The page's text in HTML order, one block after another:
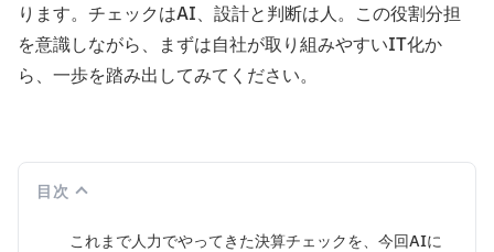
ります。チェックはAI、設計と判断は人。この役割分担
を意識しながら、まずは自社が取り組みやすいIT化か
ら、一歩を踏み出してみてください。
目次
これまで人力でやってきた決算チェックを、今回AIに